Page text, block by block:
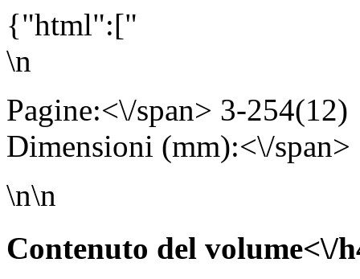
{"html":["
\n
Pagine:<\/span> 3-
Dimensioni (mm):<\/
\n\n
Contenuto del volume<\/